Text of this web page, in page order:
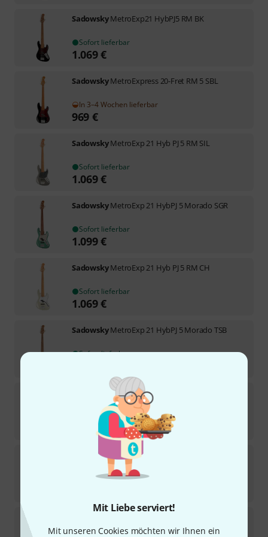
Mit Liebe serviert!
Mit unseren Cookies möchten wir Ihnen ein
SadowskyMetroExp21 HybPJ5 RM BK
Sofort lieferbar
1.069€
SadowskyMetroExpress 20-Fret RM 5 SBL
In 3–4 Wochen lieferbar
969 €
SadowskyMetroExp 21 Hyb PJ 5 RM SIL
Sofort lieferbar
1.069€
SadowskyMetroExp 21 HybPJ 5 Morado SGR
Sofort lieferbar
1.099€
SadowskyMetroExp 21 Hyb PJ 5 RM CH
Sofort lieferbar
1.069€
SadowskyMetroExp 21 HybPJ 5 Morado TSB
Sofort lieferbar
MetroLine 21 5 Vintage PJ BK
1
Lieferbar im April 2027
4.199
Sadowsky MetroExpress 20-Fret MO 5 CAR
In 3–4 Wochen lieferbar